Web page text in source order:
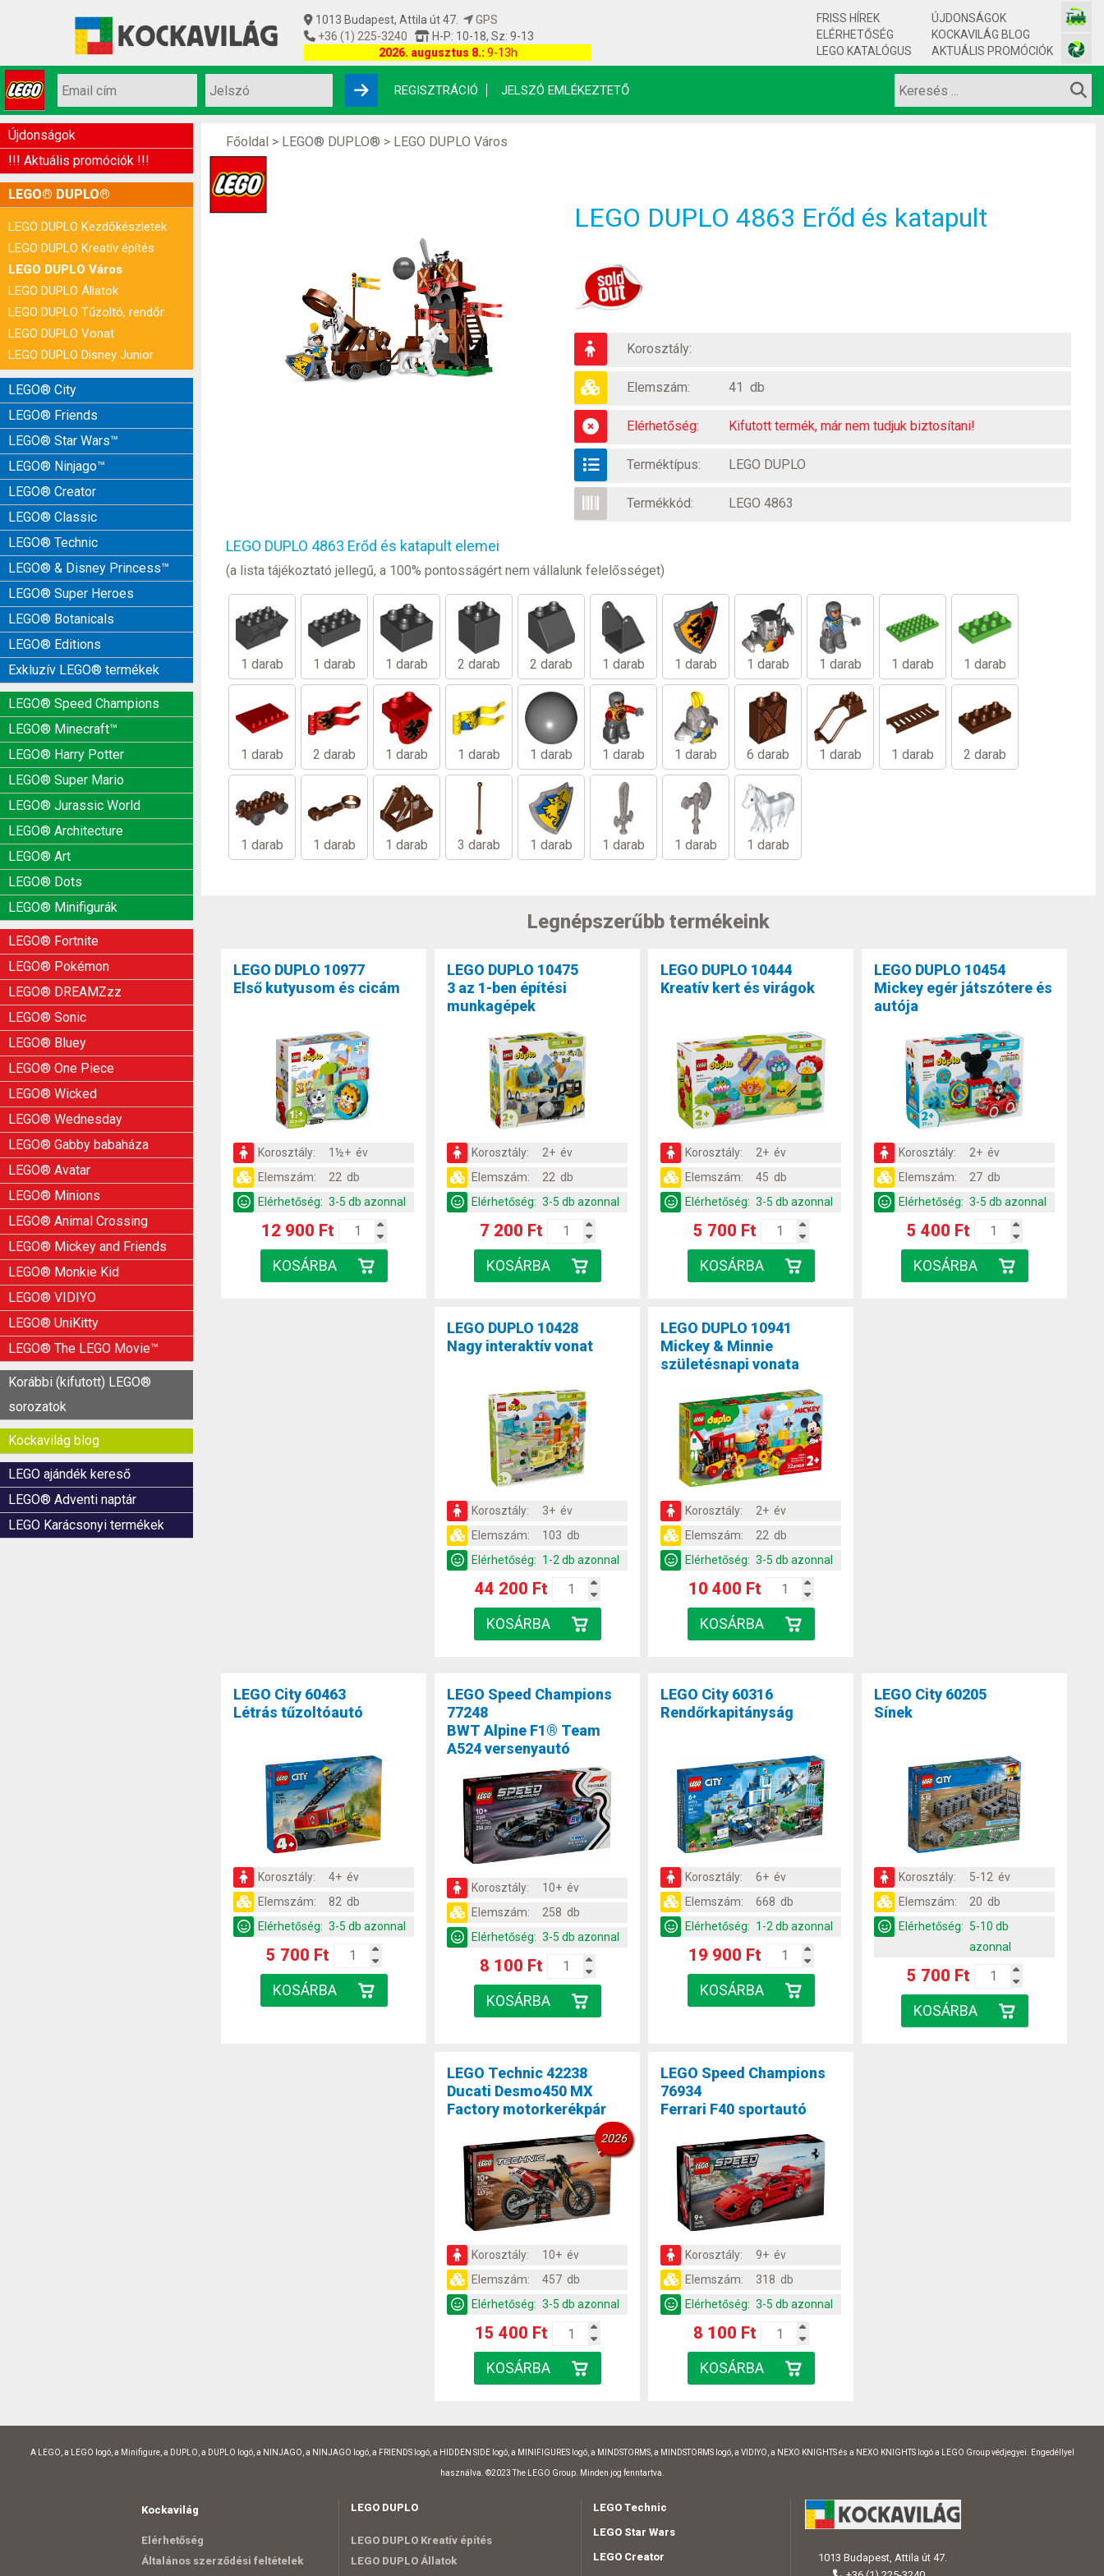
1013 Budapest, Attila út 47.
GPS
+36 (1) 225-3240
H-P: 10-18, Sz: 9-13
Utolsó készletfrissítés: 2026.08.08 17:00:08
2026. augusztus 8.: 9-13h
FRISS HÍREK
ELÉRHETŐSÉG
LEGO KATALÓGUS
ÚJDONSÁGOK
KOCKAVILÁG BLOG
AKTUÁLIS PROMÓCIÓK
REGISZTRÁCIÓ JELSZÓ EMLÉKEZTETŐ
Újdonságok
!!! Aktuális promóciók !!!
LEGO® DUPLO®
LEGO DUPLO Kezdőkészletek
LEGO DUPLO Kreatív építés
LEGO DUPLO Város
LEGO DUPLO Állatok
LEGO DUPLO Tűzoltó, rendőr
LEGO DUPLO Vonat
LEGO DUPLO Disney Junior
LEGO® City
LEGO® Friends
LEGO® Star Wars™
LEGO® Ninjago™
LEGO® Creator
LEGO® Classic
LEGO® Technic
LEGO® & Disney Princess™
LEGO® Super Heroes
LEGO® Botanicals
LEGO® Editions
Exkluzív LEGO® termékek
LEGO® Speed Champions
LEGO® Minecraft™
LEGO® Harry Potter
LEGO® Super Mario
LEGO® Jurassic World
LEGO® Architecture
LEGO® Art
LEGO® Dots
LEGO® Minifigurák
LEGO® Fortnite
LEGO® Pokémon
LEGO® DREAMZzz
LEGO® Sonic
LEGO® Bluey
LEGO® One Piece
LEGO® Wicked
LEGO® Wednesday
LEGO® Gabby babaháza
LEGO® Avatar
LEGO® Minions
LEGO® Animal Crossing
LEGO® Mickey and Friends
LEGO® Monkie Kid
LEGO® VIDIYO
LEGO® UniKitty
LEGO® The LEGO Movie™
Korábbi (kifutott) LEGO®
sorozatok
Kockavilág blog
LEGO ajándék kereső
LEGO® Adventi naptár
LEGO Karácsonyi termékek
Főoldal > LEGO® DUPLO® > LEGO DUPLO Város
LEGO DUPLO 4863 Erőd és katapult
Korosztály:
Elemszám: 41 db
Elérhetőség: Kifutott termék, már nem tudjuk biztosítani!
Terméktípus: LEGO DUPLO
Termékkód: LEGO 4863
LEGO DUPLO 4863 Erőd és katapult elemei
(a lista tájékoztató jellegű, a 100% pontosságért nem vállalunk felelősséget)
1 darab 1 darab 1 darab 2 darab 2 darab 1 darab 1 darab 1 darab 1 darab 1 darab 1 darab
1 darab 2 darab 1 darab 1 darab 1 darab 1 darab 1 darab 6 darab 1 darab 1 darab 2 darab
1 darab 1 darab 1 darab 3 darab 1 darab 1 darab 1 darab 1 darab
Legnépszerűbb termékeink
LEGO DUPLO 10977
Első kutyusom és cicám
Korosztály:
1½+ év
Elemszám:
22 db
Elérhetőség: 3-5 db azonnal
12 900 Ft
LEGO DUPLO 10475
3 az 1-ben építési
munkagépek
Korosztály:
2+ év
Elemszám:
22 db
Elérhetőség: 3-5 db azonnal
7 200 Ft
LEGO DUPLO 10444
Kreatív kert és virágok
Korosztály:
2+ év
Elemszám:
45 db
Elérhetőség: 3-5 db azonnal
5 700 Ft
LEGO DUPLO 10454
Mickey egér játszótere és
autója
Korosztály:
2+ év
Elemszám:
27 db
Elérhetőség: 3-5 db azonnal
5 400 Ft
LEGO DUPLO 10428
Nagy interaktív vonat
Korosztály:
3+ év
Elemszám:
103 db
Elérhetőség: 1-2 db azonnal
44 200 Ft
LEGO DUPLO 10941
Mickey & Minnie
születésnapi vonata
Korosztály:
2+ év
Elemszám:
22 db
Elérhetőség: 3-5 db azonnal
10 400 Ft
LEGO City 60463
Létrás tűzoltóautó
Korosztály:
4+ év
Elemszám:
82 db
Elérhetőség: 3-5 db azonnal
5 700 Ft
LEGO Speed Champions
77248
BWT Alpine F1® Team
A524 versenyautó
Korosztály:
10+ év
Elemszám:
258 db
Elérhetőség: 3-5 db azonnal
8 100 Ft
LEGO City 60316
Rendőrkapitányság
Korosztály:
6+ év
Elemszám:
668 db
Elérhetőség: 1-2 db azonnal
19 900 Ft
LEGO City 60205
Sínek
Korosztály:
5-12 év
Elemszám:
20 db
Elérhetőség: 5-10 db
azonnal
5 700 Ft
LEGO Technic 42238
Ducati Desmo450 MX
Factory motorkerékpár
2026
Korosztály:
10+ év
Elemszám:
457 db
Elérhetőség: 3-5 db azonnal
15 400 Ft
LEGO Speed Champions
76934
Ferrari F40 sportautó
Korosztály:
9+ év
Elemszám:
318 db
Elérhetőség: 3-5 db azonnal
8 100 Ft
A LEGO, a LEGO logó, a Minifigure, a DUPLO, a DUPLO logó, a NINJAGO, a NINJAGO logó, a FRIENDS logó, a HIDDEN SIDE logó, a MINIFIGURES logó, a MINDSTORMS, a MINDSTORMS logó, a VIDIYO, a NEXO KNIGHTS és a NEXO KNIGHTS logó a LEGO Group védjegyei. Engedéllyel
használva. ©2023 The LEGO Group. Minden jog fenntartva.
Kockavilág
Elérhetőség
Általános szerződési feltételek
LEGO DUPLO
LEGO DUPLO Kreatív építés
LEGO DUPLO Állatok
LEGO Technic
LEGO Star Wars
LEGO Creator
1013 Budapest, Attila út 47.